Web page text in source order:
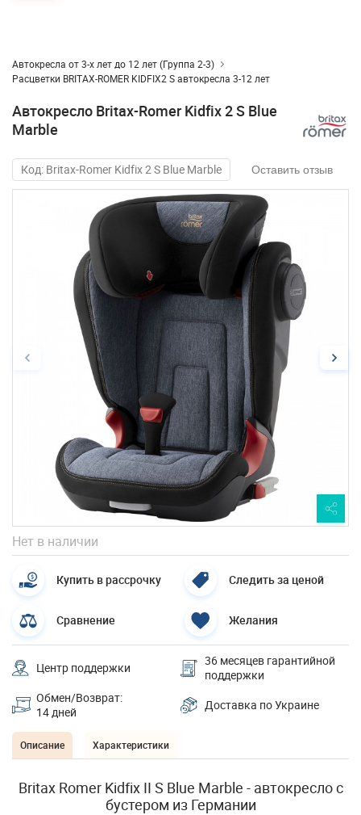
Автокресла от 3-х лет до 12 лет (Группа 2-3)
Расцветки BRITAX-ROMER KIDFIX2 S автокресла 3-12 лет
Автокресло Britax-Romer Kidfix 2 S Blue
Marble
Код: Britax-Romer Kidfix 2 S Blue Marble Оставить отзыв
Нет в наличии
Купить в рассрочку Следить за ценой
Сравнение Желания
Центр поддержки
36 месяцев гарантийной
поддержки
Обмен/Возврат:
14 дней
Доставка по Украине
Описание Характеристики
Britax Romer Kidfix II S Blue Marble - автокресло с
бустером из Германии